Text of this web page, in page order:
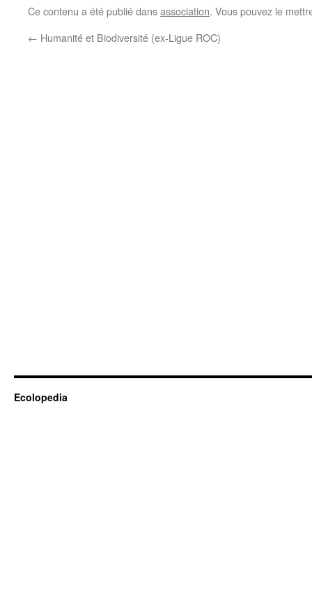
Ce contenu a été publié dansassociation. Vous pouvez le
← Humanité et Biodiversité (ex-Ligue ROC)
Ecolopedia